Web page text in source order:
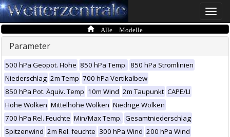
Toggle
Alle Modelle
Parameter
500 hPa Geopot. Höhe 850 hPa Temp. 850 hPa Stromlinien
Niederschlag 2m Temp 700 hPa Vertikalbew
850 hPa Pot. Äquiv. Temp 10m Wind 2m Taupunkt CAPE/LI
Hohe Wolken Mittelhohe Wolken Niedrige Wolken
700 hPa Rel. Feuchte Min/Max Temp. Gesamtniederschlag
Spitzenwind 2m Rel. feuchte 300 hPa Wind 200 hPa Wind